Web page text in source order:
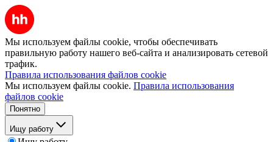
Мы используем файлы cookie, чтобы обеспечивать
правильную работу нашего веб-сайта и анализировать сетевой
трафик.
Правила использования файлов cookie
Мы используем файлы cookie. Правила использования
файлов cookie
Понятно
Ищу работу